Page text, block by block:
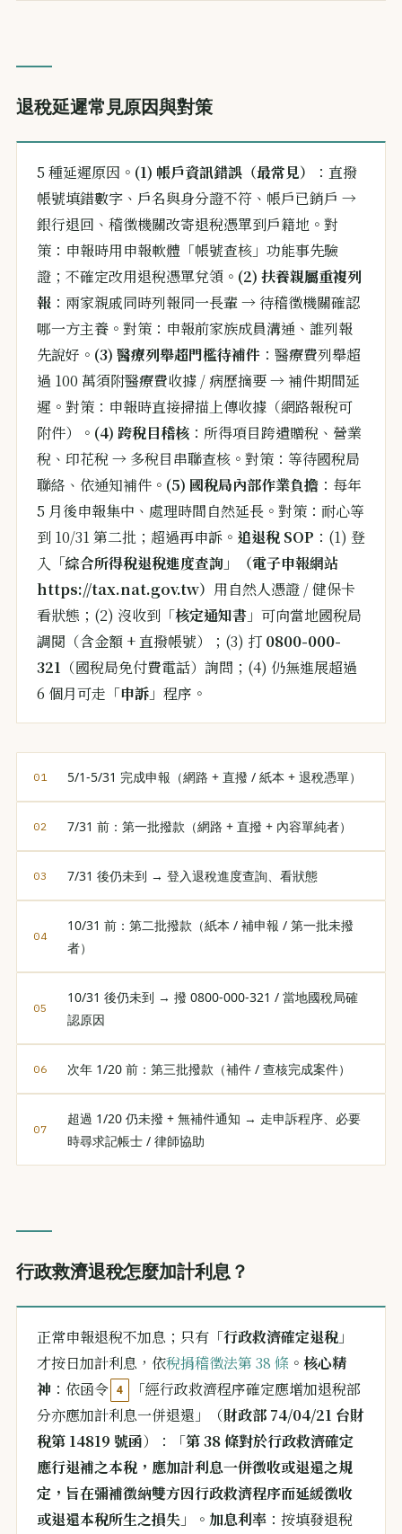
退稅延遲常見原因與對策
5 種延遲原因。 (1) 帳戶資訊錯誤（最常見）
：直撥
帳號填錯數字、戶名與身分證不符、帳戶已銷戶 →
銀行退回、稽徵機關改寄退稅憑單到戶籍地。對
策：申報時用申報軟體「帳號查核」功能事先驗
證；不確定改用退稅憑單兌領。 (2) 扶養親屬重複列
報 ：兩家親戚同時列報同一長輩 → 待稽徵機關確認
哪一方主養。對策：申報前家族成員溝通、誰列報
先說好。 (3) 醫療列舉超門檻待補件 ：醫療費列舉超
過 100 萬須附醫療費收據 / 病歷摘要 → 補件期間延
遲。對策：申報時直接掃描上傳收據（網路報稅可
附件）。 (4) 跨稅目稽核 ：所得項目跨遺贈稅、營業
稅、印花稅 → 多稅目串聯查核。對策：等待國稅局
聯絡、依通知補件。 (5) 國稅局內部作業負擔 ：每年
5 月後申報集中、處理時間自然延長。對策：耐心等
到 10/31 第二批；超過再申訴。 追退稅 SOP ：(1) 登
入 「綜合所得稅退稅進度查詢」（電子申報網站
https://tax.nat.gov.tw） 用自然人憑證 / 健保卡
看狀態；(2) 沒收到「核定通知書 」可向當地國稅局
調閱（含金額 + 直撥帳號）；(3) 打 0800-000-
321 （國稅局免付費電話）詢問；(4) 仍無進展超過
6 個月可走「申訴 」程序。
5/1-5/31 完成申報（網路 + 直撥 / 紙本 + 退稅憑單）
7/31 前：第一批撥款（網路 + 直撥 + 內容單純者）
7/31 後仍未到 → 登入退稅進度查詢、看狀態
10/31 前：第二批撥款（紙本 / 補申報 / 第一批未撥
者）
10/31 後仍未到 → 撥 0800-000-321 / 當地國稅局確
認原因
次年 1/20 前：第三批撥款（補件 / 查核完成案件）
超過 1/20 仍未撥 + 無補件通知 → 走申訴程序、必要
時尋求記帳士 / 律師協助
行政救濟退稅怎麼加計利息？
正常申報退稅不加息；只有「行政救濟確定退稅 」
才按日加計利息，依稅捐稽徵法第 38 條 。 核心精
神 ：依函令 4
「經行政救濟程序確定應增加退稅部
分亦應加計利息一併退還」（財政部 74/04/21 台財
稅第 14819 號函）：「第 38 條對於行政救濟確定
應行退補之本稅，應加計利息一併徵收或退還之規
定，旨在彌補徵納雙方因行政救濟程序而延緩徵收
或退還本稅所生之損失 」。 加息利率 ：按填發退稅